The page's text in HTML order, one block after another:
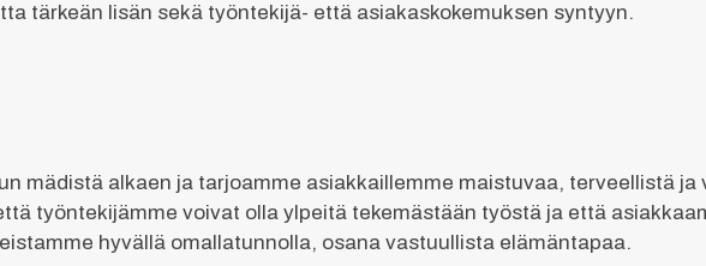
tärkeän lisän sekä työntekijä- että asiakaskokemuksen syntyyn.
mädistä alkaen ja tarjoamme asiakkaillemme maistuvaa, terveellistä ja
työntekijämme voivat olla ylpeitä tekemästään työstä ja että
hyvällä omallatunnolla, osana vastuullista elämäntapaa.